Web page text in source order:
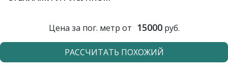
Цена за пог. метр от 15000руб.
РАССЧИТАТЬ ПОХОЖИЙ